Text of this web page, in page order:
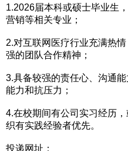
1.2026届本科或硕士毕业生
营销等相关专业；
2.对互联网医疗行业充满热
强的团队合作精神；
3.具备较强的责任心、沟通
能力和抗压力；
4.在校期间有公司实习经历
织有实践经验者优先。
投递网址：